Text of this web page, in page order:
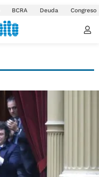
BCRA Deuda Congreso